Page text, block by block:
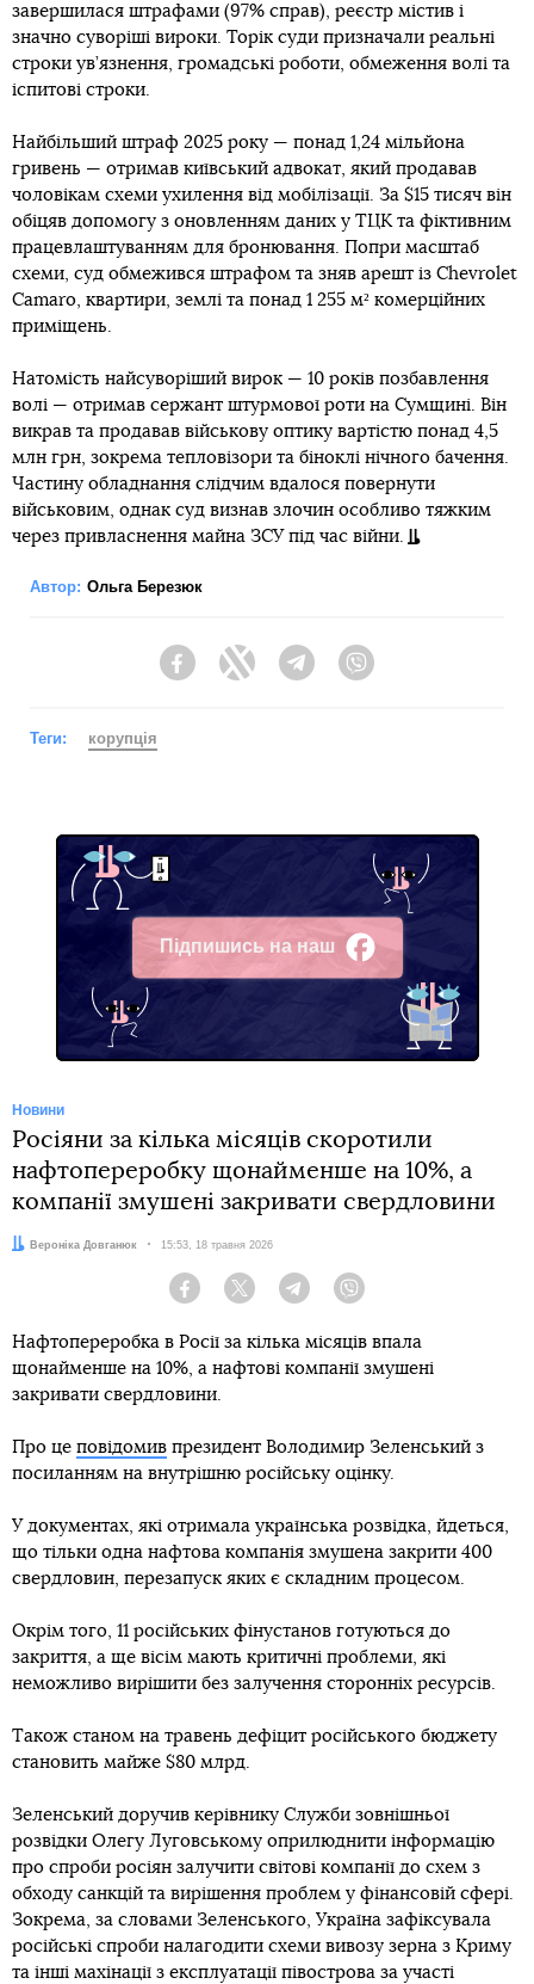
завершилася штрафами (97% справ), реєстр містив і
значно суворіші вироки. Торік суди призначали реальні
строки ув’язнення, громадські роботи, обмеження волі та
іспитові строки.
Найбільший штраф 2025 року — понад 1,24 мільйона
гривень — отримав київський адвокат, який продавав
чоловікам схеми ухилення від мобілізації. За $15 тисяч він
обіцяв допомогу з оновленням даних у ТЦК та фіктивним
працевлаштуванням для бронювання. Попри масштаб
схеми, суд обмежився штрафом та зняв арешт із Chevrolet
Camaro, квартири, землі та понад 1 255 м² комерційних
приміщень.
Натомість найсуворіший вирок — 10 років позбавлення
волі — отримав сержант штурмової роти на Сумщині. Він
викрав та продавав військову оптику вартістю понад 4,5
млн грн, зокрема тепловізори та біноклі нічного бачення.
Частину обладнання слідчим вдалося повернути
військовим, однак суд визнав злочин особливо тяжким
через привласнення майна ЗСУ під час війни.
Автор: Ольга Березюк
FacebookTwitter Telegram
Теги: корупція
Підпишись на наш
Facebook
Новини
Росіяни за кілька місяців скоротили
нафтопереробку щонайменше на 10%, а
компанії змушені закривати свердловини
Автор:Вероніка Довганюк Дата:
15:53, 18 травня 2026
Facebook Twitter Telegram
Нафтопереробка в Росії за кілька місяців впала
щонайменше на 10%, а нафтові компанії змушені
закривати свердловини.
Про це повідомив президент Володимир Зеленський з
посиланням на внутрішню російську оцінку.
У документах, які отримала українська розвідка, йдеться,
що тільки одна нафтова компанія змушена закрити 400
свердловин, перезапуск яких є складним процесом.
Окрім того, 11 російських фінустанов готуються до
закриття, а ще вісім мають критичні проблеми, які
неможливо вирішити без залучення сторонніх ресурсів.
Також станом на травень дефіцит російського бюджету
становить майже $80 млрд.
Зеленський доручив керівнику Служби зовнішньої
розвідки Олегу Луговському оприлюднити інформацію
про спроби росіян залучити світові компанії до схем з
обходу санкцій та вирішення проблем у фінансовій сфері.
Зокрема, за словами Зеленського, Україна зафіксувала
російські спроби налагодити схеми вивозу зерна з Криму
та інші махінації з експлуатації півострова за участі